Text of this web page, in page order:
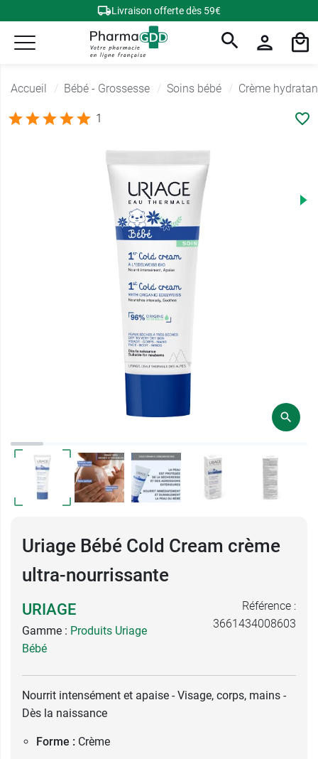
Livraison offerte dès 59€
Accueil Bébé - Grossesse Soins bébé Crème
1
Uriage Bébé Cold Cream crème
ultra-nourrissante
URIAGE
Gamme : Produits Uriage
Bébé
Référence :
3661434008603
Nourrit intensément et apaise - Visage, corps, mains -
Dès la naissance
Forme : Crème